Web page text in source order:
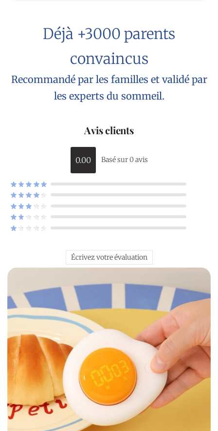
Déjà +3000 parents
convaincus
Recommandé par les familles et validé par
les experts du sommeil.
Avis clients
0.00 Basé sur 0 avis
Écrivez votre évaluation